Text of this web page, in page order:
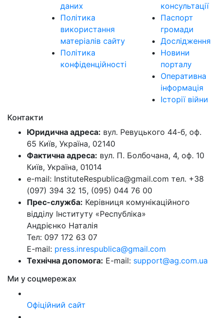
даних
Політика
використання
матеріалів сайту
Політика
конфіденційності
консультації
Паспорт
громади
Дослідження
Новини
порталу
Оперативна
інформація
Історії війни
Контакти
Юридична адреса: вул. Ревуцького 44-б, оф.
65 Київ, Україна, 02140
Фактична адреса: вул. П. Болбочана, 4, оф. 10
Київ, Україна, 01014
e-mail: InstituteRespublica@gmail.com тел. +38
(097) 394 32 15, (095) 044 76 00
Прес-служба: Керівниця комунікаційного
відділу Інституту «Республіка»
Андрієнко Наталія
Тел: 097 172 63 07
E-mail: press.inrespublica@gmail.com
Технічна допомога: E-mail: support@ag.com.ua
Ми у соцмережах
Офіційний сайт